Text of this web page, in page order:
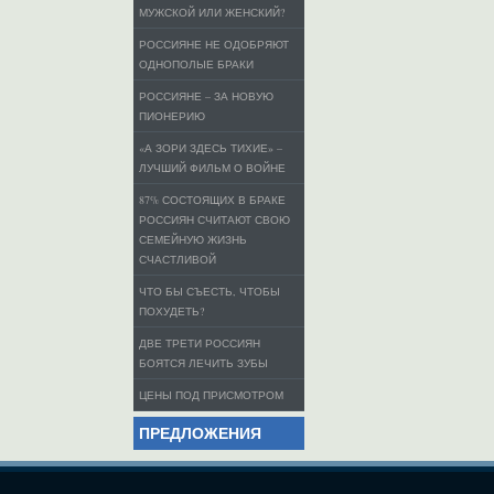
МУЖСКОЙ ИЛИ ЖЕНСКИЙ?
РОССИЯНЕ НЕ ОДОБРЯЮТ
ОДНОПОЛЫЕ БРАКИ
РОССИЯНЕ – ЗА НОВУЮ
ПИОНЕРИЮ
«А ЗОРИ ЗДЕСЬ ТИХИЕ» –
ЛУЧШИЙ ФИЛЬМ О ВОЙНЕ
87% СОСТОЯЩИХ В БРАКЕ
РОССИЯН СЧИТАЮТ СВОЮ
СЕМЕЙНУЮ ЖИЗНЬ
СЧАСТЛИВОЙ
ЧТО БЫ СЪЕСТЬ, ЧТОБЫ
ПОХУДЕТЬ?
ДВЕ ТРЕТИ РОССИЯН
БОЯТСЯ ЛЕЧИТЬ ЗУБЫ
ЦЕНЫ ПОД ПРИСМОТРОМ
ПРЕДЛОЖЕНИЯ